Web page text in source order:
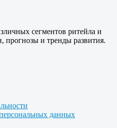
сегментов ритейла и
прогнозы и тренды развития.
данных